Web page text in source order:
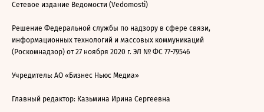
Сетевое издание Ведомости (Vedomosti)
Решение Федеральной службы по надзору в сфере связи,
информационных технологий и массовых коммуникаций
(Роскомнадзор) от 27 ноября 2020 г. ЭЛ № ФС 77-79546
Учредитель: АО «Бизнес Ньюс Медиа»
Главный редактор: Казьмина Ирина Сергеевна